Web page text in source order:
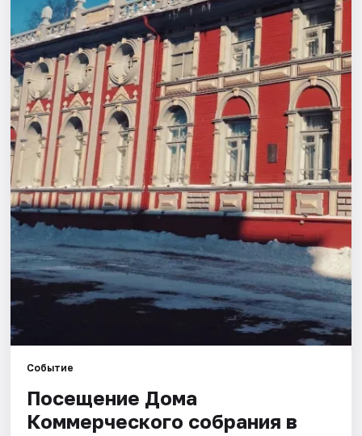
Города
Площадки
Артисты
Рейтинги
Событие
Посещение Дома
Коммерческого собрания в